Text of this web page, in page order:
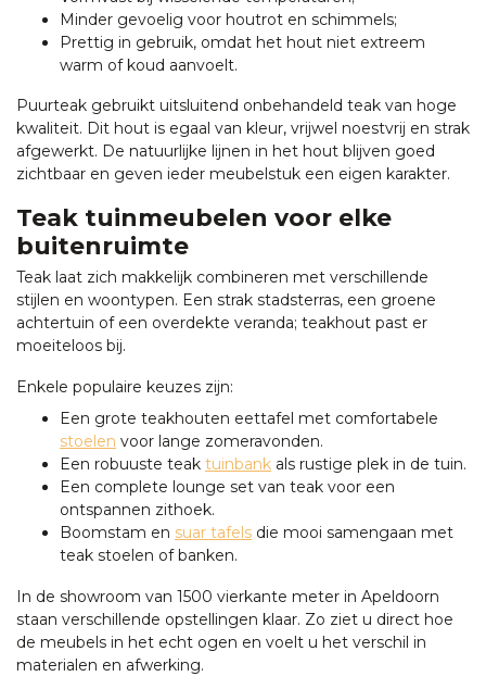
Minder gevoelig voor houtrot en schimmels;
Prettig in gebruik, omdat het hout niet extreem
warm of koud aanvoelt.
Puurteak gebruikt uitsluitend onbehandeld teak van hoge
kwaliteit. Dit hout is egaal van kleur, vrijwel noestvrij en strak
afgewerkt. De natuurlijke lijnen in het hout blijven goed
zichtbaar en geven ieder meubelstuk een eigen karakter.
Teak tuinmeubelen voor elke
buitenruimte
Teak laat zich makkelijk combineren met verschillende
stijlen en woontypen. Een strak stadsterras, een groene
achtertuin of een overdekte veranda; teakhout past er
moeiteloos bij.
Enkele populaire keuzes zijn:
Een grote teakhouten eettafel met comfortabele
stoelen voor lange zomeravonden.
Een robuuste teak tuinbank als rustige plek in de tuin.
Een complete lounge set van teak voor een
ontspannen zithoek.
Boomstam en suar tafels die mooi samengaan met
teak stoelen of banken.
In de showroom van 1500 vierkante meter in Apeldoorn
staan verschillende opstellingen klaar. Zo ziet u direct hoe
de meubels in het echt ogen en voelt u het verschil in
materialen en afwerking.